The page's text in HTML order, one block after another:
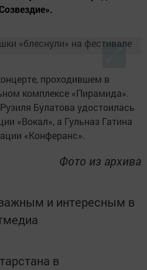
проходившем в
комплексе «Пирамида».
Булатова удостоилась
«Вокал», а Гульназ Гатина
«Конферанс».
Фото из архива
и интересным в
в